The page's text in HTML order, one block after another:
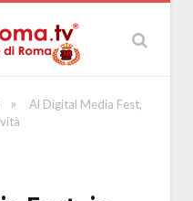
»
Al Digital Media Fest,